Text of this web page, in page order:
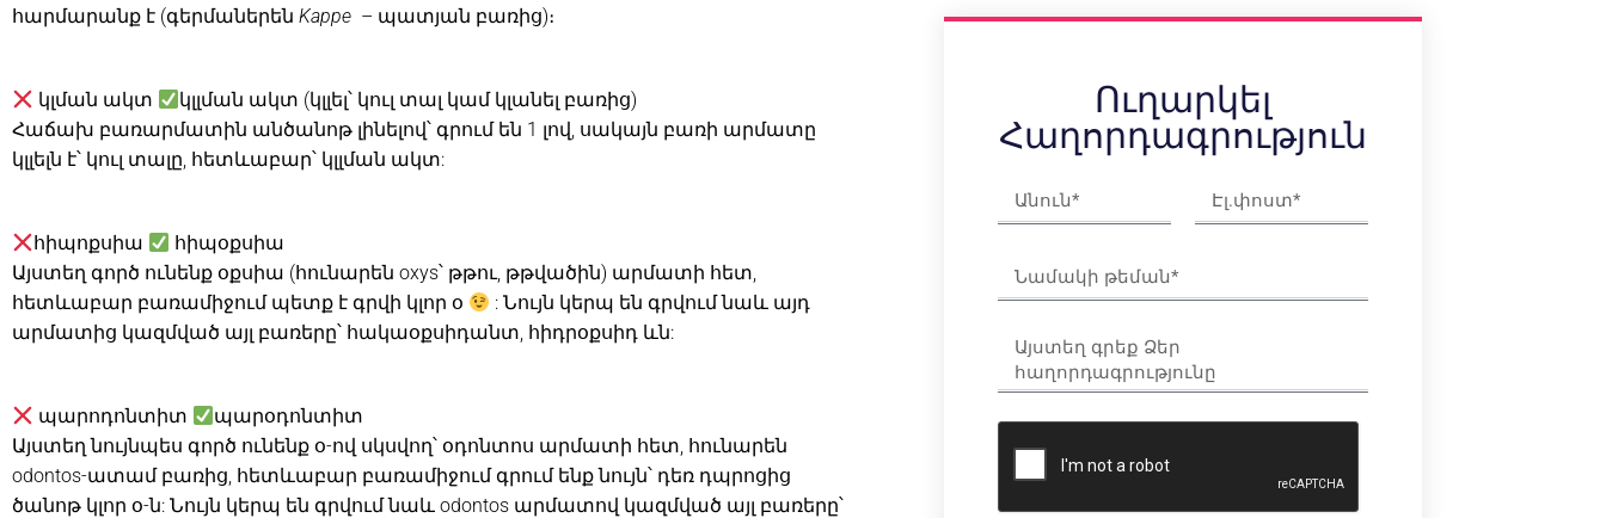
հարմարանք է (գերմաներեն Kappe – պատյան բառից)։
կլման ակտ
կլլման ակտ (կլլել՝ կուլ տալ կամ կլանել բառից)
Հաճախ բառարմատին անծանոթ լինելով՝ գրում են 1 լով, սակայն բառի արմատը
կլլելն է՝ կուլ տալը, հետևաբար՝ կլլման ակտ:
հիպոքսիա
հիպօքսիա
Այստեղ գործ ունենք օքսիա (հունարեն oxys՝ թթու, թթվածին) արմատի հետ,
հետևաբար բառամիջում պետք է գրվի կլոր օ
: Նույն կերպ են գրվում նաև այդ
արմատից կազմված այլ բառերը՝ հակաօքսիդանտ, հիդրօքսիդ ևն:
պարոդոնտիտ
պարօդոնտիտ
Այստեղ նույնպես գործ ունենք օ-ով սկսվող՝ օդոնտոս արմատի հետ, հունարեն
odontos-ատամ բառից, հետևաբար բառամիջում գրում ենք նույն՝ դեռ դպրոցից
ծանոթ կլոր օ-ն: Նույն կերպ են գրվում նաև odontos արմատով կազմված այլ բառերը՝
Ուղարկել
Հաղորդագրություն